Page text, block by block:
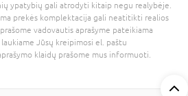
ypatybių gali atrodyti kitaip negu realybėje.
prekės komplektacija gali neatitikti realios
vadovautis aprašyme pateikiama
Jūsų kreipimosi el. paštu
klaidų prašome mus informuoti.